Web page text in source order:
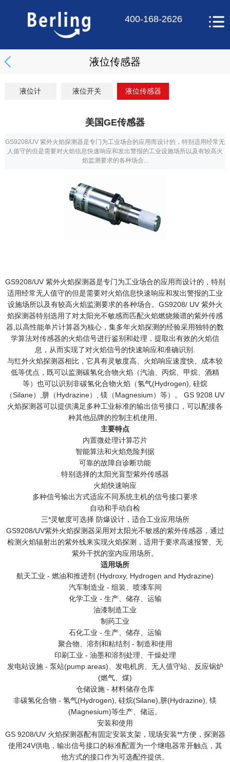
400-168-2626
液位传感器
液位计 液位开关 液位传感器
美国GE传感器
GS9208/UV 紫外火焰探测器是专门为工业场合的应用而设计的，特别适用经常无
人值守的但是需要对火焰信息快速响应和发出警报的工业设施场所以及有较高火
焰监测要求的各种场合...
GS9208/UV 紫外火焰探测器是专门为工业场合的应用而设计的，特别
适用经常无人值守的但是需要对火焰信息快速响应和发出警报的工业
设施场所以及有较高火焰监测要求的各种场合。GS9208/ UV 紫外火
焰探测器特别选用了对太阳光不敏感而匹配火焰燃烧频谱的紫外传感
器,以高性能单片计算器为核心，集多年火焰探测的经验采用独特的数
学算法对传感器的火焰信号进行鉴别和处理，提取出有效的火焰信
息，从而实现了对火焰信号的快速响应和准确识别.
与红外火焰探测器相比，它具有灵敏度高、火焰响应速度快、成本较
低等优点，既可以监测碳氢化合物火焰（汽油、丙烷、甲烷、酒精
等）也可以识别非碳氢化合物火焰（氢气(Hydrogen), 硅烷
（Silane）,肼（Hydrazine）, 镁（Magnesium）等）。 GS 9208 UV
火焰探测器可以提供满足多种工业标准的输出信号接口，可以配接各
种其他品牌的控制主机使用。
主要特点
内置微处理计算芯片
智能算法和火焰危险判据
可靠的故障自诊断功能
特别选择的太阳光盲型紫外传感器
火焰快速响应
多种信号输出方式适应不同系统主机的信号接口要求
自动和手动自检
三*灵敏度可选择 防爆设计，适合工业应用场所
GS9208/UV紫外火焰探测器采用对太阳光不敏感的紫外传感器，通过
检测火焰辐射出的紫外线来实现火焰探测，适用于要求高速报警、无
紫外干扰的室内应用场所。
适用场所
航天工业 - 燃油和推进剂 (Hydroxy, Hydrogen and Hydrazine)
汽车制造业 - 组装、喷漆车间
化学工业 - 生产、储存、运输
油漆制造工业
制药工业
石化工业 - 生产、储存、运输
聚合物、溶剂和粘结剂 - 制造和使用
印刷工业 - 油墨和溶剂处理、干燥处理
发电站设施 - 泵站(pump areas)、发电机房、无人值守站、反应锅炉
(燃气、煤)
仓储设施 - 材料储存仓库
非碳氢化合物 - 氢气(Hydrogen), 硅烷(Silane),肼(Hydrazine), 镁
(Magnesium)等生产、储运。
安装和使用
GS 9208/UV 火焰探测器配有固定安装支架，现场安装**方便，探测器
使用24V供电，输出信号接口的标准配置为一个继电器常开触点，其
他方式的接口作为可选配件提供。